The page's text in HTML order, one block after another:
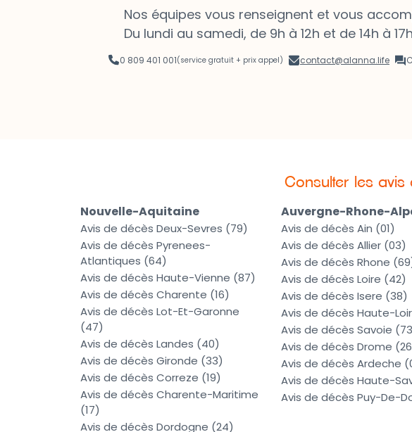
Nos équipes vous renseignent et vous
Du lundi au samedi, de 9h à 12h et de 14h à
0 809 401 001(service gratuit + prix appel) contact@alanna.life
Consulter les avis
Nouvelle-Aquitaine
Avis de décès Deux-Sevres (79)
Avis de décès Pyrenees-
Atlantiques (64)
Avis de décès Haute-Vienne (87)
Avis de décès Charente (16)
Avis de décès Lot-Et-Garonne
(47)
Avis de décès Landes (40)
Avis de décès Gironde (33)
Avis de décès Correze (19)
Avis de décès Charente-Maritime
(17)
Avis de décès Dordogne (24)
Auvergne-Rhone-
Avis de décès Ain (01)
Avis de décès Allier (03)
Avis de décès Rhone
Avis de décès Loire (42)
Avis de décès Isere (38)
Avis de décès Haute-
Avis de décès Savoie
Avis de décès Drome
Avis de décès Ardeche
Avis de décès Haute-
Avis de décès Puy-De-